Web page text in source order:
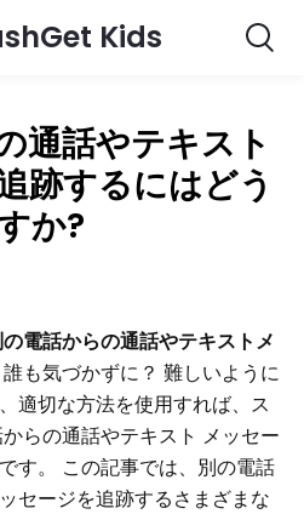
Kids
通話やテキスト
跡するにはどう
か?
電話からの通話やテキストメ
誰も気づかずに？ 難しいように
適切な方法を使用すれば、ス
らの通話やテキスト メッセー
す。 この記事では、別の電話
セージを追跡するさまざまな